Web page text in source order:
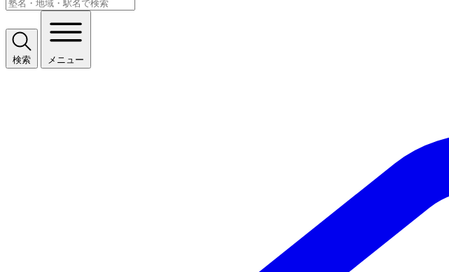
検索 メニュー